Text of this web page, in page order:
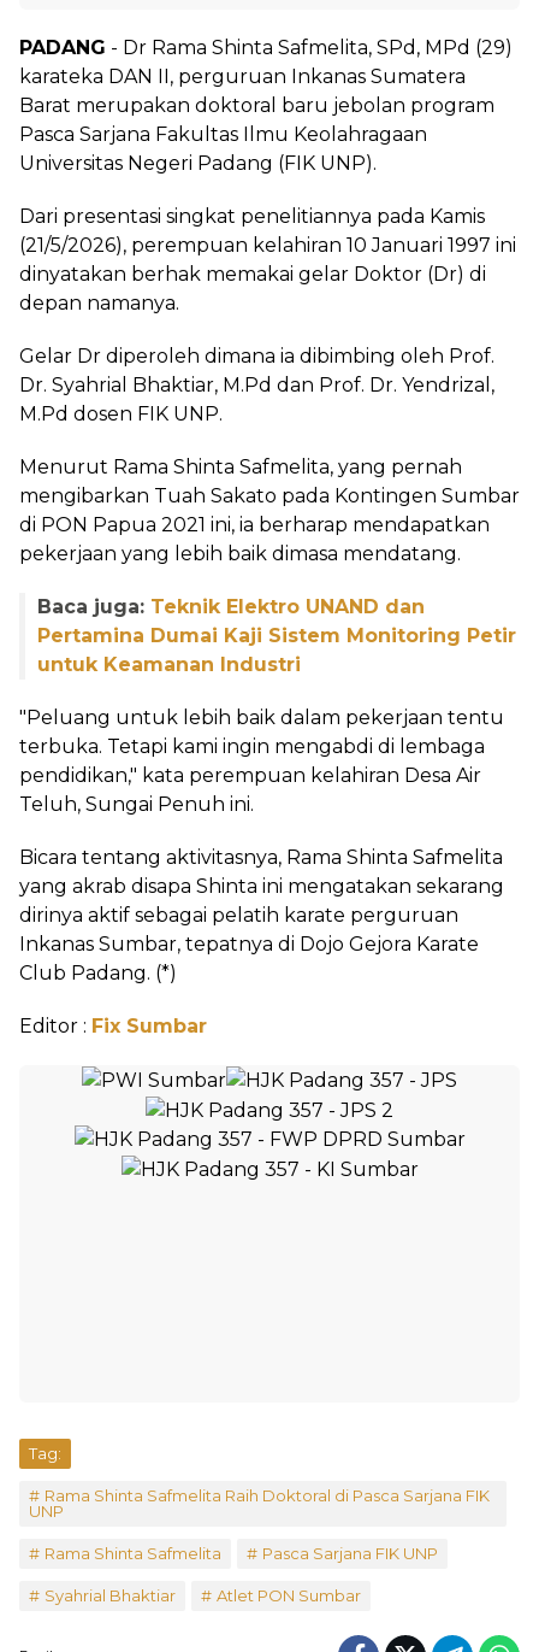
PADANG - Dr Rama Shinta Safmelita, SPd, MPd (29)
karateka DAN II, perguruan Inkanas Sumatera
Barat merupakan doktoral baru jebolan program
Pasca Sarjana Fakultas Ilmu Keolahragaan
Universitas Negeri Padang (FIK UNP).
Dari presentasi singkat penelitiannya pada Kamis
(21/5/2026), perempuan kelahiran 10 Januari 1997 ini
dinyatakan berhak memakai gelar Doktor (Dr) di
depan namanya.
Gelar Dr diperoleh dimana ia dibimbing oleh Prof.
Dr. Syahrial Bhaktiar, M.Pd dan Prof. Dr. Yendrizal,
M.Pd dosen FIK UNP.
Menurut Rama Shinta Safmelita, yang pernah
mengibarkan Tuah Sakato pada Kontingen Sumbar
di PON Papua 2021 ini, ia berharap mendapatkan
pekerjaan yang lebih baik dimasa mendatang.
Baca juga: Teknik Elektro UNAND dan
Pertamina Dumai Kaji Sistem Monitoring Petir
untuk Keamanan Industri
"Peluang untuk lebih baik dalam pekerjaan tentu
terbuka. Tetapi kami ingin mengabdi di lembaga
pendidikan," kata perempuan kelahiran Desa Air
Teluh, Sungai Penuh ini.
Bicara tentang aktivitasnya, Rama Shinta Safmelita
yang akrab disapa Shinta ini mengatakan sekarang
dirinya aktif sebagai pelatih karate perguruan
Inkanas Sumbar, tepatnya di Dojo Gejora Karate
Club Padang. (*)
Editor : Fix Sumbar
Tag:
Rama Shinta Safmelita Raih Doktoral di Pasca Sarjana FIK
UNP
Rama Shinta Safmelita Pasca Sarjana FIK UNP
Syahrial Bhaktiar Atlet PON Sumbar